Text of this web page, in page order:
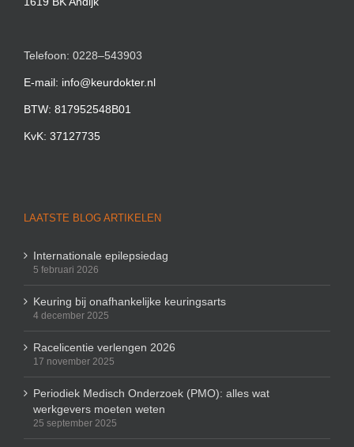
Telefoon: 0228–543903
E-mail: info@keurdokter.nl
BTW: 817952548B01
KvK: 37127735
LAATSTE BLOG ARTIKELEN
Internationale epilepsiedag
5 februari 2026
Keuring bij onafhankelijke keuringsarts
4 december 2025
Racelicentie verlengen 2026
17 november 2025
Periodiek Medisch Onderzoek (PMO): alles wat
werkgevers moeten weten
25 september 2025